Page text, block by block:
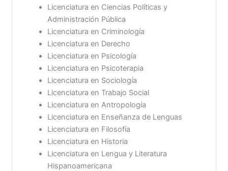
Licenciatura en Ciencias Políticas y
Administración Pública
Licenciatura en Criminología
Licenciatura en Derecho
Licenciatura en Psicología
Licenciatura en Psicoterapia
Licenciatura en Sociología
Licenciatura en Trabajo Social
Licenciatura en Antropología
Licenciatura en Enseñanza de Lenguas
Licenciatura en Filosofía
Licenciatura en Historia
Licenciatura en Lengua y Literatura
Hispanoamericana